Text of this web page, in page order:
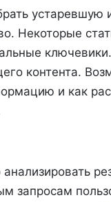
Некоторые
контента.
и как
запросам